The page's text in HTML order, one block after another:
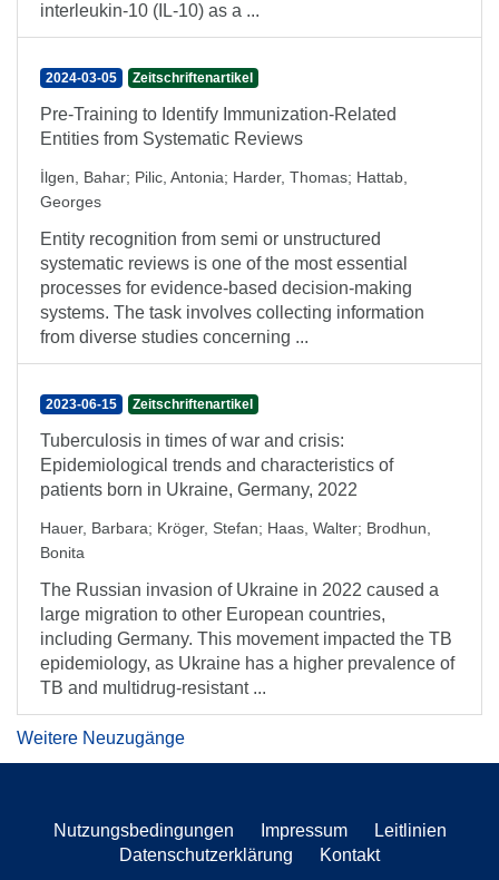
interleukin-10 (IL-10) as a ...
2024-03-05 Zeitschriftenartikel
Pre-Training to Identify Immunization-Related
Entities from Systematic Reviews
İlgen, Bahar; Pilic, Antonia; Harder, Thomas; Hattab,
Georges
Entity recognition from semi or unstructured
systematic reviews is one of the most essential
processes for evidence-based decision-making
systems. The task involves collecting information
from diverse studies concerning ...
2023-06-15 Zeitschriftenartikel
Tuberculosis in times of war and crisis:
Epidemiological trends and characteristics of
patients born in Ukraine, Germany, 2022
Hauer, Barbara; Kröger, Stefan; Haas, Walter; Brodhun,
Bonita
The Russian invasion of Ukraine in 2022 caused a
large migration to other European countries,
including Germany. This movement impacted the TB
epidemiology, as Ukraine has a higher prevalence of
TB and multidrug-resistant ...
Weitere Neuzugänge
Nutzungsbedingungen Impressum
Leitlinien
Datenschutzerklärung
Kontakt